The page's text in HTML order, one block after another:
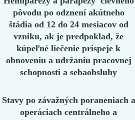
pôvodu po odznení akútneho
štádia od 12 do 24 mesiacov od
vzniku, ak je predpoklad, že
kúpeľné liečenie prispeje k
obnoveniu a udržaniu pracovnej
schopnosti a sebaobsluhy
Stavy po závažných poraneniach a
operáciach centrálneho a